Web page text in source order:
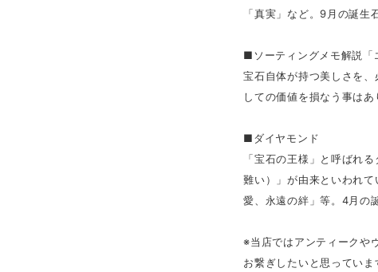
「真実」など。9月の誕生
■ソーティングメモ解説「
宝石自体が持つ美しさを
しての価値を損なう事はあ
■ダイヤモンド
「宝石の王様」と呼ばれ
難い）」が由来といわれ
愛、永遠の絆」等。4月の
※当店ではアンティークや
お繋ぎしたいと思ってい